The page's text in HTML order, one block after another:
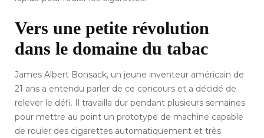
Vers une petite révolution
dans le domaine du tabac
James Albert Bonsack, un jeune inventeur américain de
21 ans a entendu parler de ce concours et a décidé de
relever le défi. Il travailla dur pendant plusieurs semaines
pour mettre au point un prototype de machine capable
de rouler des cigarettes automatiquement et très